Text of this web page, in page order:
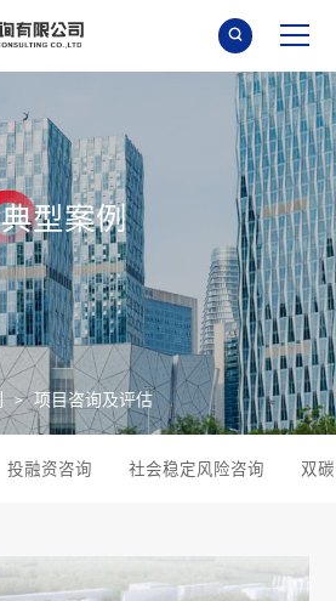

典型案例
> 项目咨询及评估
投融资咨询 社会稳定风险咨询 双